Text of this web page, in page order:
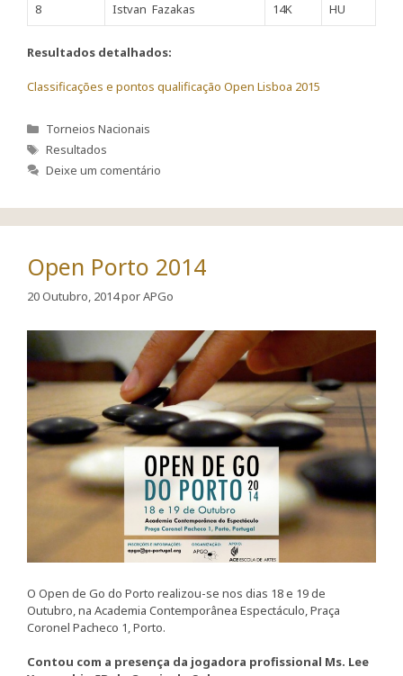
8
Istvan Fazakas 14K HU
Resultados detalhados:
Classificações e pontos qualificação Open Lisboa 2015
Categorias
Torneios Nacionais
Etiquetas
Resultados
Deixe um comentário
Open Porto 2014
20 Outubro, 2014porAPGo
O Open de Go do Porto realizou-se nos dias 18 e 19 de
Outubro, na Academia Contemporânea Espectáculo, Praça
Coronel Pacheco 1, Porto.
Contou com a presença da jogadora profissional Ms. Lee